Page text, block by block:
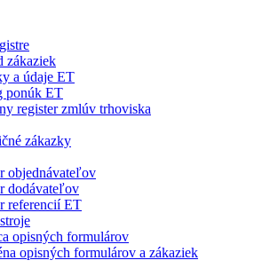
zákaziek
a údaje ET
ponúk ET
register zmlúv trhoviska
zákazky
objednávateľov
dodávateľov
referencií ET
opisných formulárov
opisných formulárov a zákaziek